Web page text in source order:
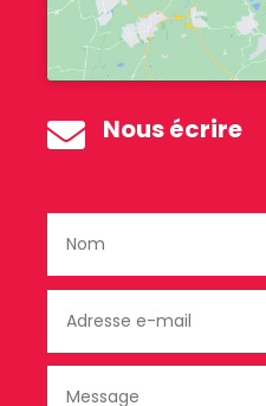
 Nous écrire